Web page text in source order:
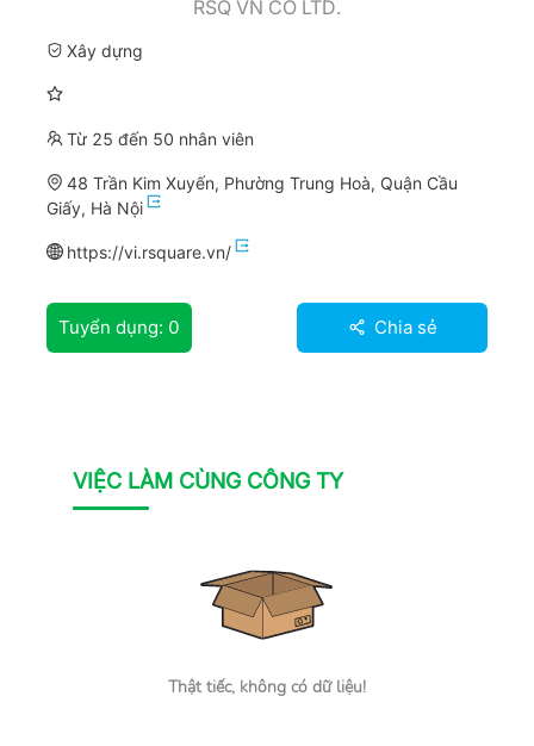
RSQ VN CO LTD.
Xây dựng
Từ 25 đến 50 nhân viên
48 Trần Kim Xuyến, Phường Trung Hoà, Quận Cầu
Giấy, Hà Nội
https://vi.rsquare.vn/
Tuyển dụng: 0 Chia sẻ
VIỆC LÀM CÙNG CÔNG TY
Thật tiếc, không có dữ liệu!